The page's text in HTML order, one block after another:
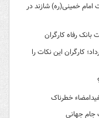
امام خمینی(ره) شازند در
رفاه کارگران
کارگران این نکات را
جام جهانی